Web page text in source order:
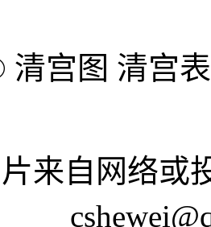
清宫图 清宫
来自网络或